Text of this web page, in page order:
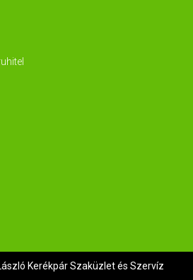
Kerékpár Szaküzlet és Szervíz